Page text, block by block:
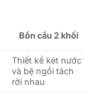
Bồn cầu 2 khối
Thiết kế két nước
và bệ ngồi tách
rời nhau